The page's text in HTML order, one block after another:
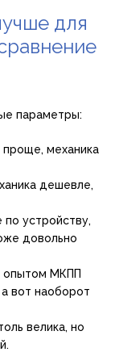
для
параметры:
механика
дешевле,
устройству,
довольно
опытом МКПП
вот наоборот
велика, но